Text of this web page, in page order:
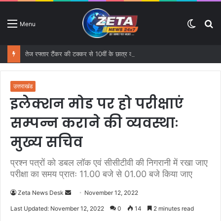
Menu
Switch
उत्तराखंड
इलेक्शन मोड पर हो परीक्षाएं
सम्पन्न कराने की व्यवस्थाः
मुख्य सचिव
प्रश्न पत्रों को डबल लॉक एवं सीसीटीवी की निगरानी में रखा जाए
परीक्षा का समय प्रातः 11.00 बजे से 01.00 बजे किया जाए
Zeta News Desk November 12, 2022
Last Updated: November 12, 2022 0 14 2 minutes read